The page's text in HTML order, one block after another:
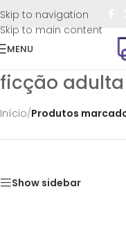
Skip to navigation
Skip to main content
FRETE GRÁTIS
MENU
ficção adulta
Início/Produtos
Show sidebar